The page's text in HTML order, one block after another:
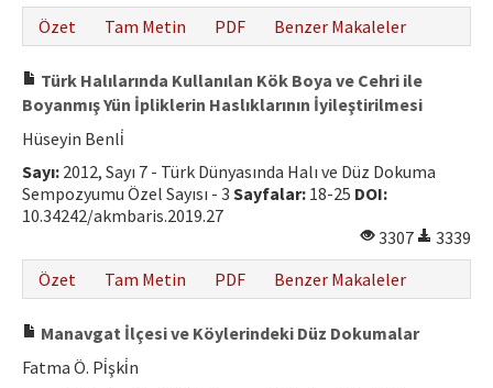
Özet
Tam Metin PDF Benzer Makaleler
Türk Halılarında Kullanılan Kök Boya ve Cehri ile
Boyanmış Yün İpliklerin Haslıklarının İyileştirilmesi
Hüseyin Benli̇
Sayı: 2012, Sayı 7 - Türk Dünyasında Halı ve Düz Dokuma
Sempozyumu Özel Sayısı - 3 Sayfalar: 18-25 DOI:
10.34242/akmbaris.2019.27
3307
3339
Özet
Tam Metin PDF Benzer Makaleler
Manavgat İlçesi ve Köylerindeki Düz Dokumalar
Fatma Ö. Pi̇şki̇n